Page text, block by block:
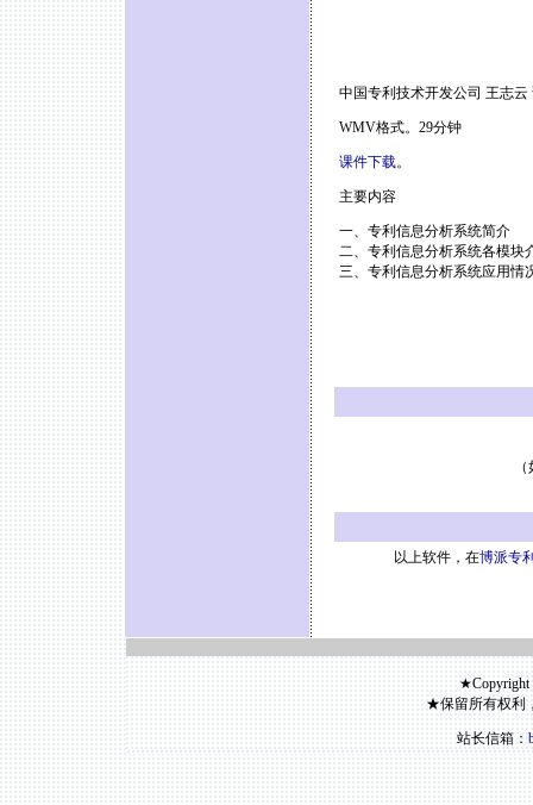
中国专利技术开发公司 王志云
WMV格式。29分钟
课件下载。
主要内容
一、专利信息分析系统简介
二、专利信息分析系统各模块
三、专利信息分析系统应用情
以上软件，在博派专
★Copyright
★保留所有权利
站长信箱：